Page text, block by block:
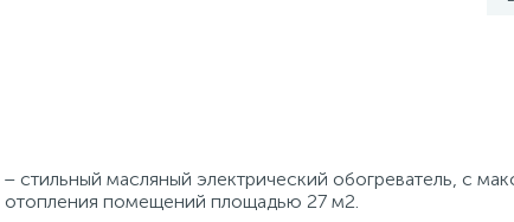
– стильный масляный электрический обогреватель, с
отопления помещений площадью 27 м2.